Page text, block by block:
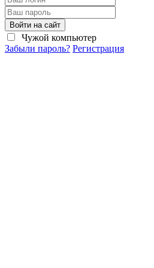
Войти на сайт
Чужой компьютер
Забыли пароль? Регистрация